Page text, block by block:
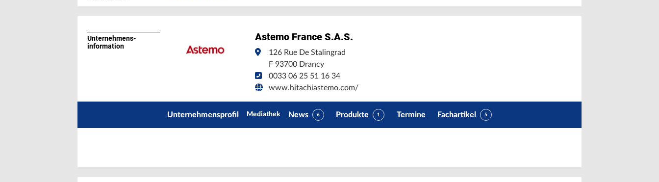
Unternehmens­
information
Astemo France S.A.S.
126 Rue De Stalingrad
F 93700 Drancy
0033 06 25 51 16 34
www.hitachiastemo.com/
Unternehmensprofil Mediathek News 6 Produkte 1 Termine Fachartikel 5